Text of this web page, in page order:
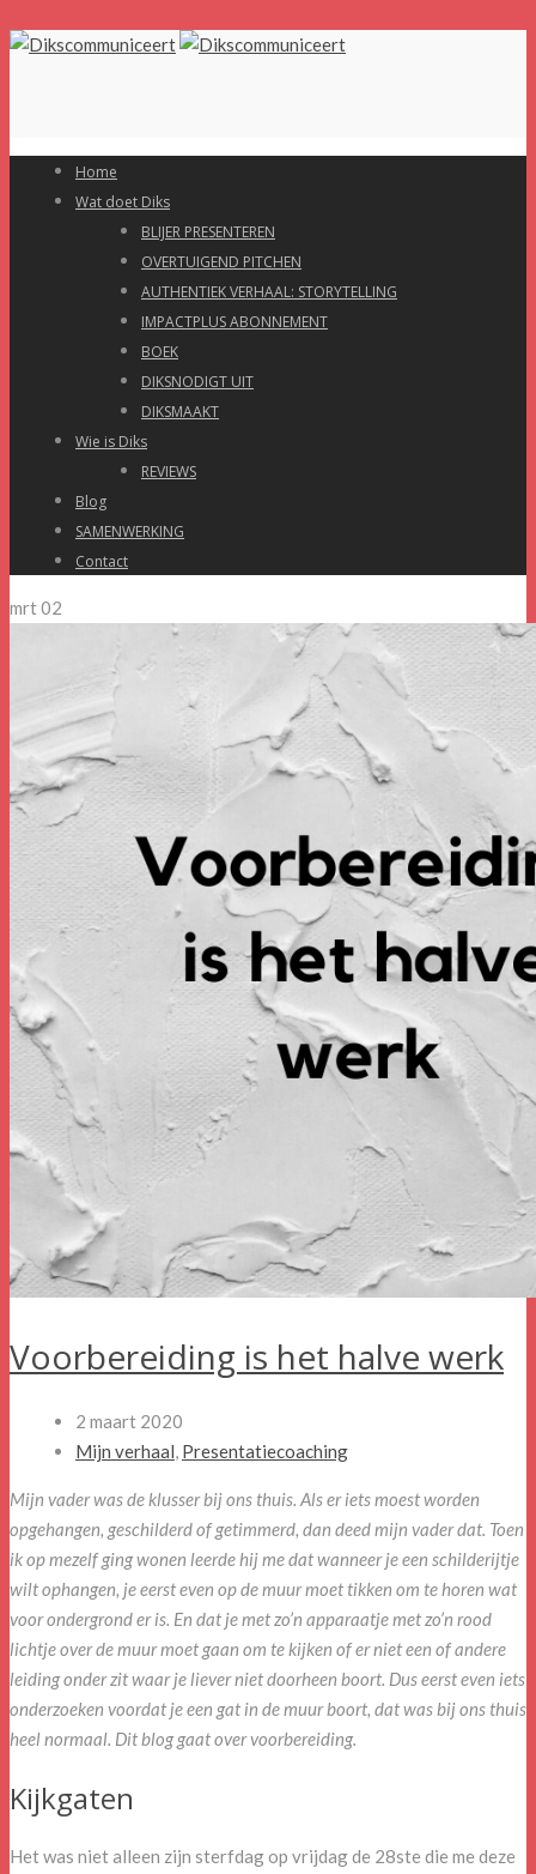
Home
Wat doet Diks
BLIJER PRESENTEREN
OVERTUIGEND PITCHEN
AUTHENTIEK VERHAAL: STORYTELLING
IMPACTPLUS ABONNEMENT
BOEK
DIKSNODIGT UIT
DIKSMAAKT
Wie is Diks
REVIEWS
Blog
SAMENWERKING
Contact
mrt02
Voorbereiding is het halve werk
2 maart 2020
Mijn verhaal, Presentatiecoaching
Mijn vader was de klusser bij ons thuis. Als er iets moest worden
opgehangen, geschilderd of getimmerd, dan deed mijn vader dat. Toen
ik op mezelf ging wonen leerde hij me dat wanneer je een schilderijtje
wilt ophangen, je eerst even op de muur moet tikken om te horen wat
voor ondergrond er is. En dat je met zo’n apparaatje met zo’n rood
lichtje over de muur moet gaan om te kijken of er niet een of andere
leiding onder zit waar je liever niet doorheen boort. Dus eerst even iets
onderzoeken voordat je een gat in de muur boort, dat was bij ons thuis
heel normaal. Dit blog gaat over voorbereiding.
Kijkgaten
Het was niet alleen zijn sterfdag op vrijdag de 28ste die me deze